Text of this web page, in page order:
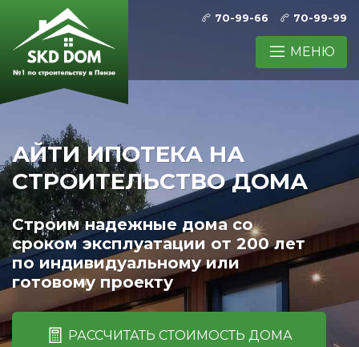
70-99-66 70-99-99
МЕНЮ
АЙТИ ИПОТЕКА НА
СТРОИТЕЛЬСТВО ДОМА
Строим надежные дома со
сроком эксплуатации от 200 лет
по индивидуальному или
готовому проекту
РАССЧИТАТЬ СТОИМОСТЬ ДОМА